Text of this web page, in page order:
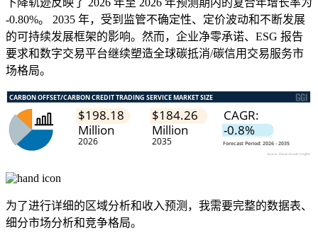
下降轨迹反映了 2026 年至 2026 年预测期内的复合年增长率为
-0.80%。 2035 年，受到监管不确定性、定价波动和不断发展
的可持续发展框架的影响。然而，企业净零承诺、ESG 报告
要求和数字交易平台继续塑造全球碳抵消/碳信用交易服务市
场格局。
为了进行详细的区域分析和收入预测，我需要完整的数据表、
细分市场分析和竞争格局。